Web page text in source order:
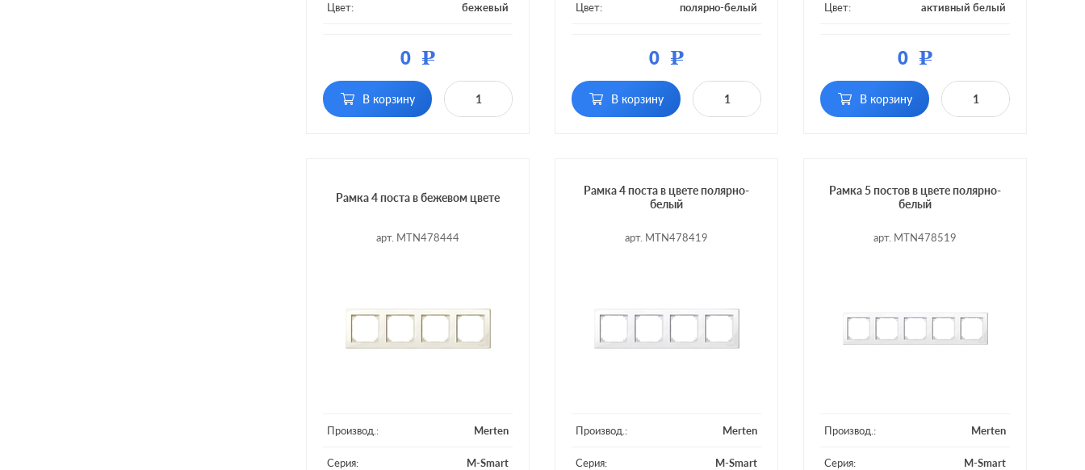
Цвет: бежевый
0Р
В корзину
Цвет: полярно-белый
0Р
В корзину
Цвет: активный белый
0Р
В корзину
Рамка 4 поста в бежевом цвете
арт. MTN478444
Производ.: Merten
Серия: M-Smart
Рамка 4 поста в цвете полярно-
белый
арт. MTN478419
Производ.: Merten
Серия: M-Smart
Рамка 5 постов в цвете полярно-
белый
арт. MTN478519
Производ.: Merten
Серия: M-Smart